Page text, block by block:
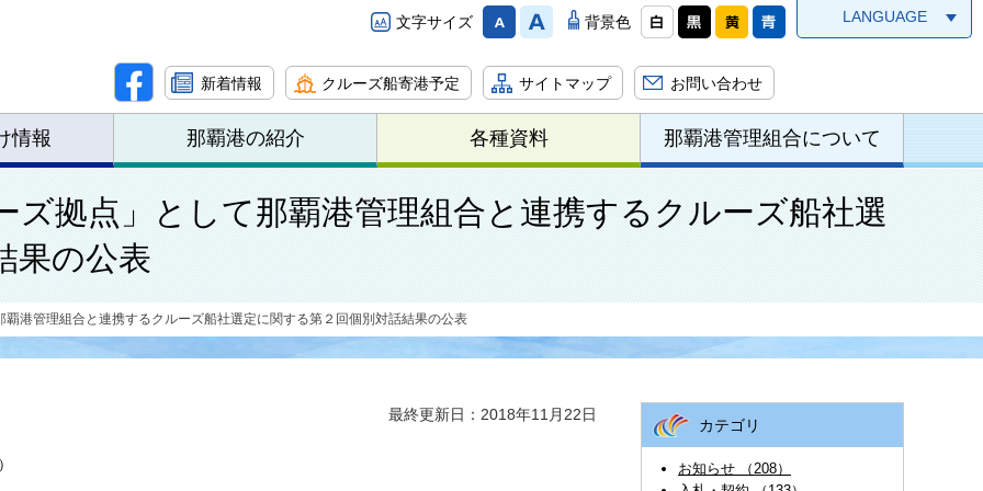
文字サイズ 背景色 LANGUAGE
新着情報 クルーズ船寄港予定 サイトマップ お問い合わせ
情報 那覇港の紹介 各種資料 那覇港管理組合について
ズ拠点」として那覇港管理組合と連携するクルーズ船社選
果の公表
港管理組合と連携するクルーズ船社選定に関する第２回個別対話結果の公表
最終更新日：2018年11月22日
カテゴリ
お知らせ （208）